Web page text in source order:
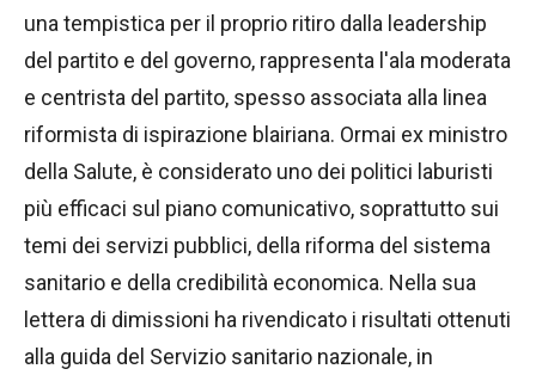
una tempistica per il proprio ritiro dalla leadership
del partito e del governo, rappresenta l'ala moderata
e centrista del partito, spesso associata alla linea
riformista di ispirazione blairiana. Ormai ex ministro
della Salute, è considerato uno dei politici laburisti
più efficaci sul piano comunicativo, soprattutto sui
temi dei servizi pubblici, della riforma del sistema
sanitario e della credibilità economica. Nella sua
lettera di dimissioni ha rivendicato i risultati ottenuti
alla guida del Servizio sanitario nazionale, in